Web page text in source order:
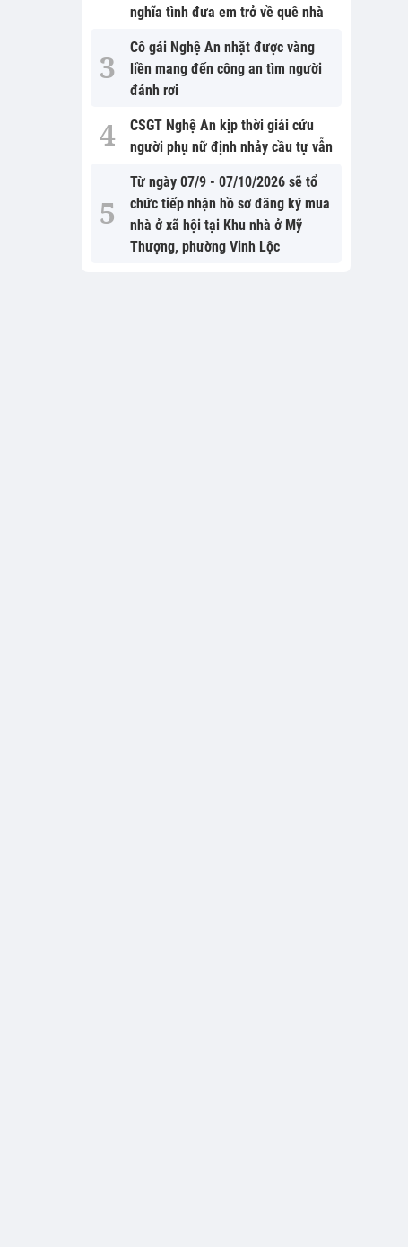
nghĩa tình đưa em trở về quê nhà
Cô gái Nghệ An nhặt được vàng
liền mang đến công an tìm người
đánh rơi
CSGT Nghệ An kịp thời giải cứu
người phụ nữ định nhảy cầu tự vẫn
Từ ngày 07/9 - 07/10/2026 sẽ tổ
chức tiếp nhận hồ sơ đăng ký mua
nhà ở xã hội tại Khu nhà ở Mỹ
Thượng, phường Vinh Lộc